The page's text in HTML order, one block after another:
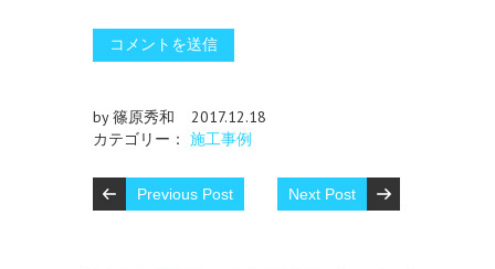
by 篠原秀和
2017.12.18
カテゴリー： 施工事例
Previous Post Next Post